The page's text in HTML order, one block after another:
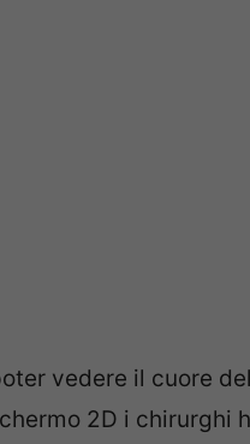
vedere il cuore
2D i chirurghi